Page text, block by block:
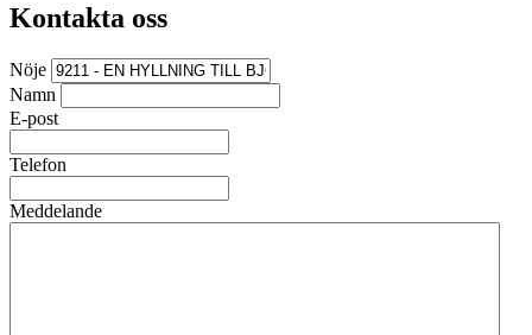
Kontakta oss
Nöje
Namn
E-post
Telefon
Meddelande